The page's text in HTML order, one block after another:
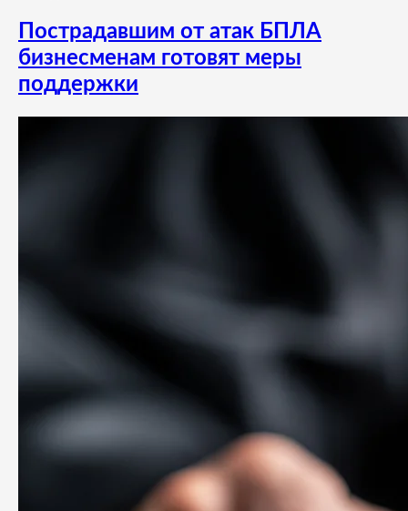
Пострадавшим от атак БПЛА
бизнесменам готовят меры
поддержки